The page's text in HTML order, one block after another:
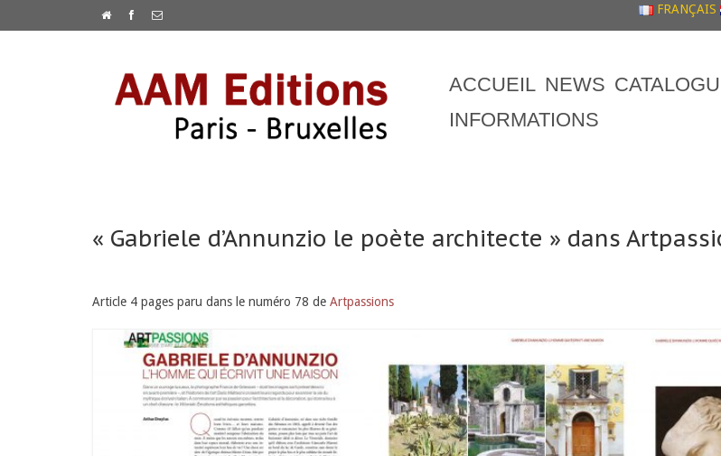
FRANÇAIS
ACCUEIL NEWS
INFORMATIONS
« Gabriele d’Annunzio le poète architecte » dans
Article 4 pages paru dans le numéro 78 de Artpassions